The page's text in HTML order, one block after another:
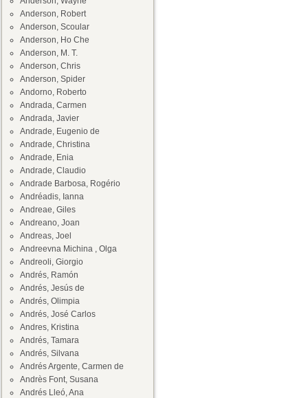
Anderson, Robert
Anderson, Scoular
Anderson, Ho Che
Anderson, M. T.
Anderson, Chris
Anderson, Spider
Andorno, Roberto
Andrada, Carmen
Andrada, Javier
Andrade, Eugenio de
Andrade, Christina
Andrade, Enia
Andrade, Claudio
Andrade Barbosa, Rogério
Andréadis, Ianna
Andreae, Giles
Andreano, Joan
Andreas, Joel
Andreevna Michina , Olga
Andreoli, Giorgio
Andrés, Ramón
Andrés, Jesús de
Andrés, Olimpia
Andrés, José Carlos
Andres, Kristina
Andrés, Tamara
Andrés, Silvana
Andrés Argente, Carmen de
Andrès Font, Susana
Andrés Lleó, Ana